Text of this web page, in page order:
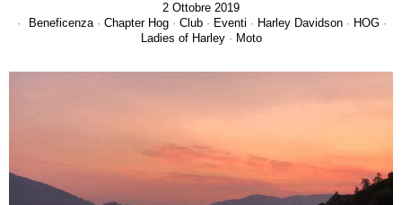
2 Ottobre 2019
Beneficenza · Chapter Hog · Club · Eventi · Harley Davidson · HOG ·
Ladies of Harley · Moto